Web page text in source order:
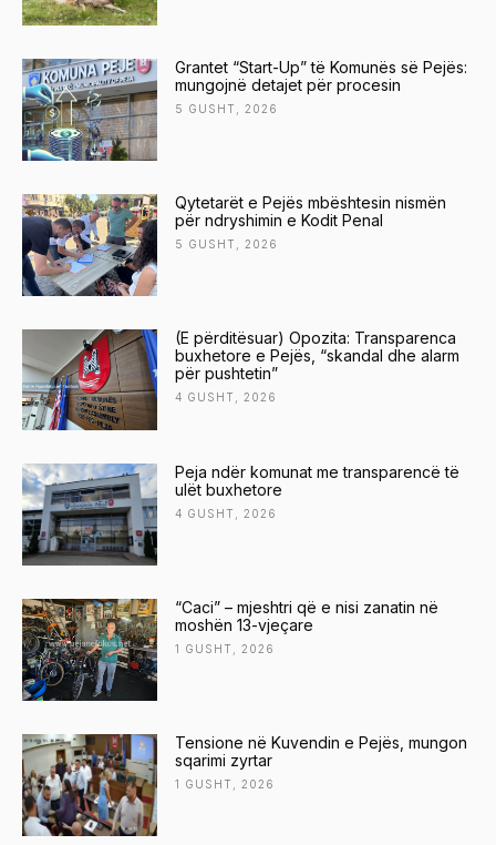
Grantet “Start-Up” të Komunës së Pejës:
mungojnë detajet për procesin
5 GUSHT, 2026
Qytetarët e Pejës mbështesin nismën
për ndryshimin e Kodit Penal
5 GUSHT, 2026
(E përditësuar) Opozita: Transparenca
buxhetore e Pejës, “skandal dhe alarm
për pushtetin”
4 GUSHT, 2026
Peja ndër komunat me transparencë të
ulët buxhetore
4 GUSHT, 2026
“Caci” – mjeshtri që e nisi zanatin në
moshën 13-vjeçare
1 GUSHT, 2026
Tensione në Kuvendin e Pejës, mungon
sqarimi zyrtar
1 GUSHT, 2026